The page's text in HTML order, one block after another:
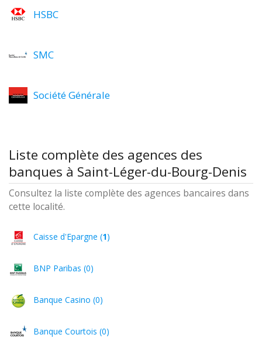
HSBC
SMC
Société Générale
Liste complète des agences des
banques à Saint-Léger-du-Bourg-Denis
Consultez la liste complète des agences bancaires dans
cette localité.
Caisse d'Epargne (1)
BNP Paribas (0)
Banque Casino (0)
Banque Courtois (0)